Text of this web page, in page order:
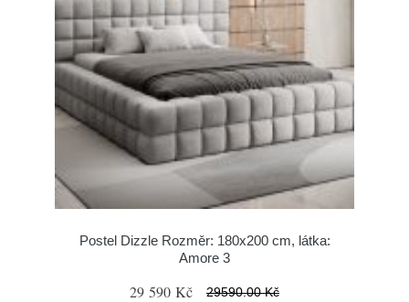
Postel Dizzle Rozměr: 180x200 cm, látka:
Amore 3
29 590 Kč 29590.00 Kč